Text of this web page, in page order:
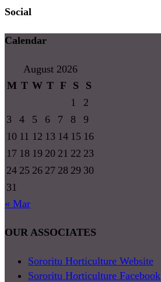
Social
Calendar
August 2026
M T W T F S
S
1
2
3
4 5 6 7 8
9
10 11 12 13 14 15 16
17 18 19 20 21 22 23
24 25 26 27 28 29 30
31
« Mar
OUR ASSOCIATES
Sororitu Horticulture Website
Sororitu Horticulture Facebook